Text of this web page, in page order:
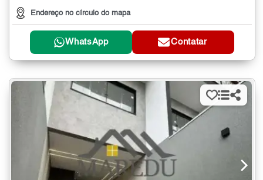
Endereço no círculo do mapa
WhatsApp Contatar